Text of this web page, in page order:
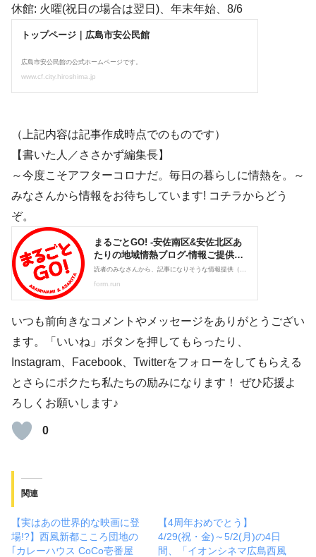
休館: 火曜(祝日の場合は翌日)、年末年始、8/6
（上記内容は記事作成時点でのものです）
【書いた人／ささかず編集長】
～今度こそアフターコロナだ。毎日の暮らしに情熱を。～
みなさんから情報をお待ちしています! コチラからどう
ぞ。
いつも前向きなコメントやメッセージをありがとうござい
ます。「いいね」ボタンを押してもらったり、
Instagram、Facebook、Twitterをフォローをしてもらえる
とさらにボクたち私たちの励みになります！ ぜひ応援よ
ろしくお願いします♪
0
関連
【実はあの世界的な映画に登
場!?】西風新都こころ団地の
｢カレーハウス CoCo壱番屋
【4周年おめでとう】
4/29(祝・金)～5/2(月)の4日
間、「イオンシネマ広島西風